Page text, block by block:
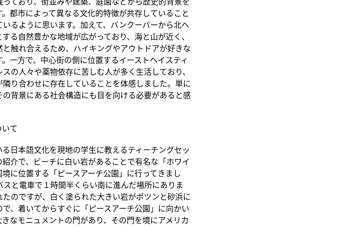
都市によって異なる文化的特徴が共存していること
るように思います。加えて、バンクーバーから北へ
る自然豊かな地域が広がっており、海と山が近く、
触れ合えるため、ハイキングやアウトドアが好きな
一方で、中心街の側に位置するイーストヘイスティ
の人々や薬物依存に苦しむ人が多く生活しており、
り合わせに存在していることを体感しました。単に
背景にある社会構造にも目を向ける必要があると感
て
日本語文化を現地の学生に教えるティーチングセッ
介で、ビーチに白い岩があることで有名な「ホワイ
に位置する「ピースアーチ公園」に行ってきまし
と電車で１時間半くらい南に進んだ場所にありま
のですが、白く塗られた大きい岩がポツンと砂浜に
、着いてからすぐに「ピースアーチ公園」に向かい
なモニュメントの門があり、その門を境にアメリカ